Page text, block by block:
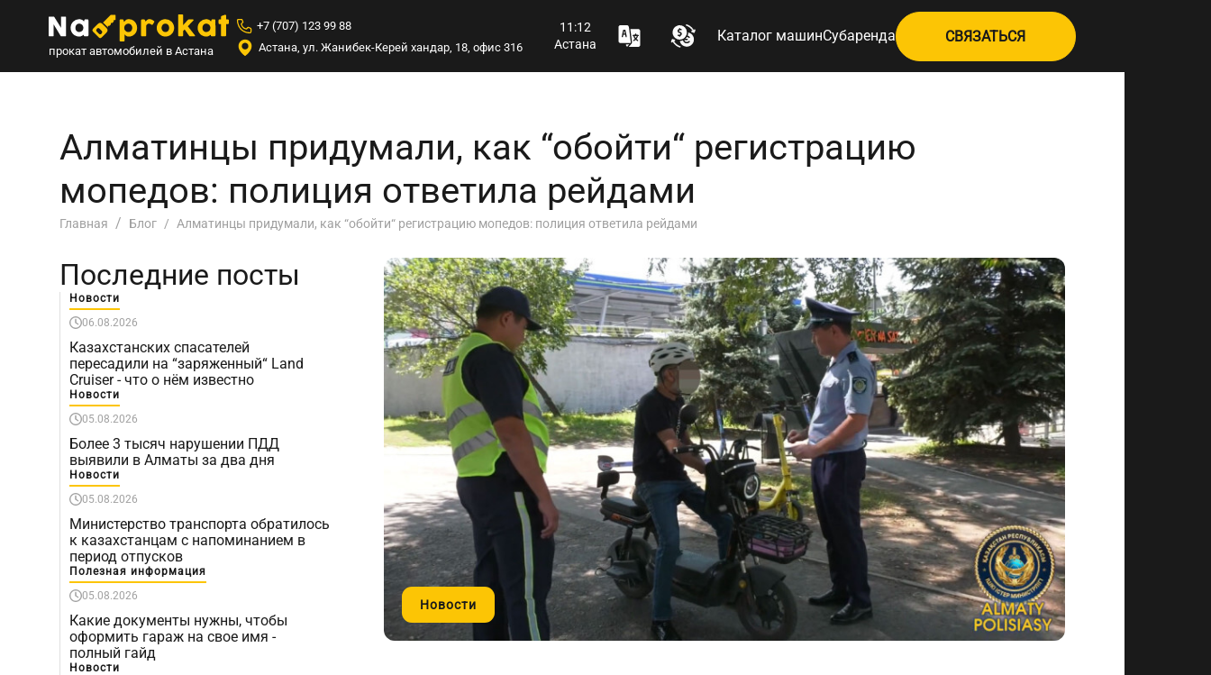
прокат автомобилей в Астана
+7 (707) 123 99 88
Астана, ул. Жанибек-Керей хандар, 18, офис 316
11:12
Астана
Каталог машинСубаренда СВЯЗАТЬСЯ
Алматинцы придумали, как “обойти“ регистрацию
мопедов: полиция ответила рейдами
Главная Блог Алматинцы придумали, как “обойти“ регистрацию мопедов: полиция ответила рейдами
Последние посты
Новости
06.08.2026
Казахстанских спасателей
пересадили на “заряженный“ Land
Cruiser - что о нём известно
Новости
05.08.2026
Более 3 тысяч нарушении ПДД
выявили в Алматы за два дня
Новости
05.08.2026
Министерство транспорта обратилось
к казахстанцам с напоминанием в
период отпусков
Полезная информация
05.08.2026
Какие документы нужны, чтобы
оформить гараж на свое имя -
полный гайд
Новости
Новости